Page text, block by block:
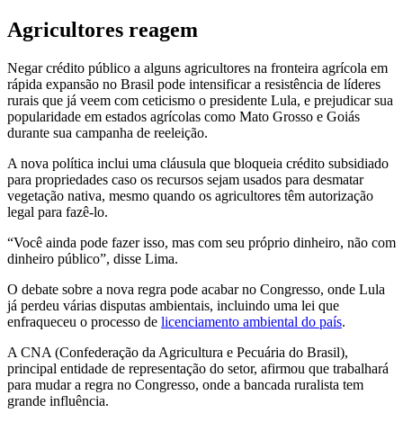
Agricultores reagem
Negar crédito público a alguns agricultores na fronteira agrícola em
rápida expansão no Brasil pode intensificar a resistência de líderes
rurais que já veem com ceticismo o presidente Lula, e prejudicar sua
popularidade em estados agrícolas como Mato Grosso e Goiás
durante sua campanha de reeleição.
A nova política inclui uma cláusula que bloqueia crédito subsidiado
para propriedades caso os recursos sejam usados para desmatar
vegetação nativa, mesmo quando os agricultores têm autorização
legal para fazê-lo.
“Você ainda pode fazer isso, mas com seu próprio dinheiro, não com
dinheiro público”, disse Lima.
O debate sobre a nova regra pode acabar no Congresso, onde Lula
já perdeu várias disputas ambientais, incluindo uma lei que
enfraqueceu o processo de licenciamento ambiental do país.
A CNA (Confederação da Agricultura e Pecuária do Brasil),
principal entidade de representação do setor, afirmou que trabalhará
para mudar a regra no Congresso, onde a bancada ruralista tem
grande influência.